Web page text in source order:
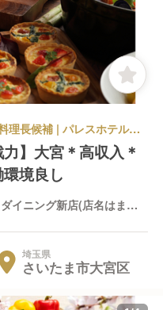
シティホテル | 調理部門 | 料理長・料理長候補 | パレスホテル大宮 オールデイダイニング新店(店名はまだ未定です)
】大宮＊高収入＊
境良し
イニング新店(店名はまだ
埼玉県
さいたま市大宮区